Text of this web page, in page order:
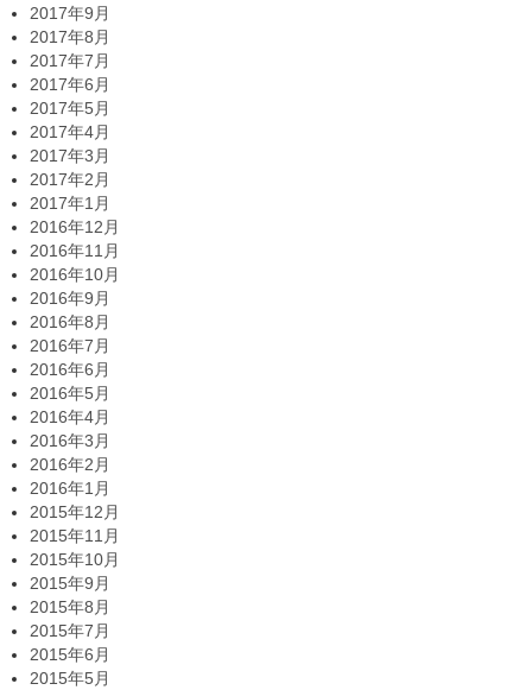
2017年9月
2017年8月
2017年7月
2017年6月
2017年5月
2017年4月
2017年3月
2017年2月
2017年1月
2016年12月
2016年11月
2016年10月
2016年9月
2016年8月
2016年7月
2016年6月
2016年5月
2016年4月
2016年3月
2016年2月
2016年1月
2015年12月
2015年11月
2015年10月
2015年9月
2015年8月
2015年7月
2015年6月
2015年5月